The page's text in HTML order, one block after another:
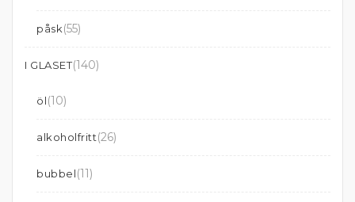
påsk(55)
I GLASET(140)
öl(10)
alkoholfritt(26)
bubbel(11)